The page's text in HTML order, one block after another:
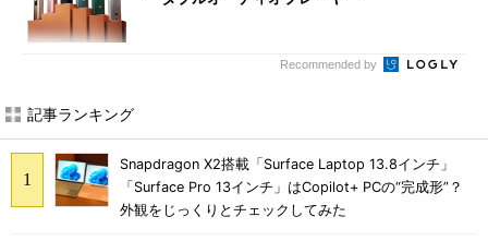
Recommended by
記事ランキング
Snapdragon X2搭載「Surface Laptop 13.8インチ」
「Surface Pro 13インチ」はCopilot+ PCの“完成形”？
外観をじっくりとチェックしてみた